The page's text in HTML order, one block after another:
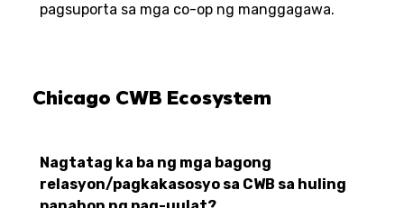
pagsuporta sa mga co-op ng manggagawa.
Chicago CWB Ecosystem
Nagtatag ka ba ng mga bagong
relasyon/pagkakasosyo sa CWB sa huling